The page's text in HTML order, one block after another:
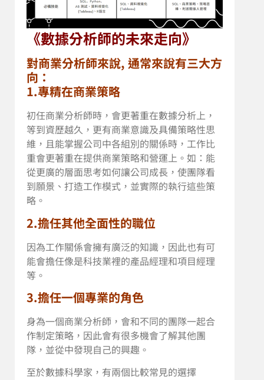
《數據分析師的未來走向》
對商業分析師來說, 通常來說有三大方
向：
1.專精在商業策略
初任商業分析師時，會更著重在數據分析上，
等到資歷越久，更有商業意識及具備策略性思
維，且能掌握公司中各組別的關係時，工作比
重會更著重在提供商業策略和營運上。如：能
從更廣的層面思考如何讓公司成長，使團隊看
到願景、打造工作模式，並實際的執行這些策
略。
2.擔任其他全面性的職位
因為工作關係會擁有廣泛的知識，因此也有可
能會擔任像是科技業裡的產品經理和項目經理
等。
3.擔任一個專業的角色
身為一個商業分析師，會和不同的團隊一起合
作制定策略，因此會有很多機會了解其他團
隊，並從中發現自己的興趣。
至於數據科學家，有兩個比較常見的選擇